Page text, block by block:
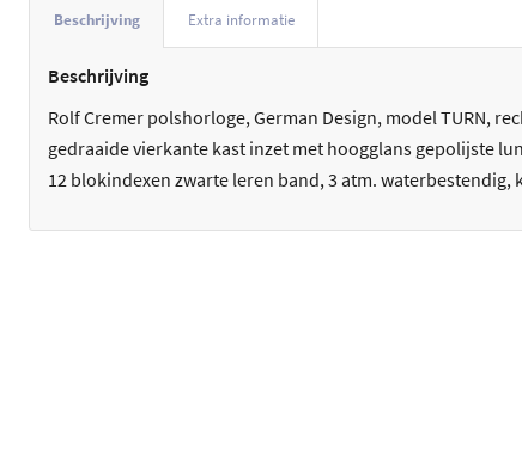
Beschrijving Extra informatie
Beschrijving
Rolf Cremer polshorloge, German Design, model TURN,
gedraaide vierkante kast inzet met hoogglans gepolijste
12 blokindexen zwarte leren band, 3 atm.